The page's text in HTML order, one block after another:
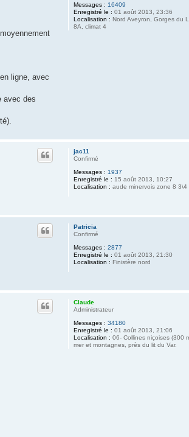
Messages : 16409
Enregistré le : 01 août 2013, 23:36
Localisation : Nord Aveyron, Gorges du
8A, climat 4
ligne, avec
avec des
jac11
Confirmé
Messages : 1937
Enregistré le : 15 août 2013, 10:27
Localisation : aude minervois zone 8 3\4
Patricia
Confirmé
Messages : 2877
Enregistré le : 01 août 2013, 21:30
Localisation : Finistère nord
Claude
Administrateur
Messages : 34180
Enregistré le : 01 août 2013, 21:06
Localisation : 06- Collines niçoises (300
mer et montagnes, près du lit du Var.